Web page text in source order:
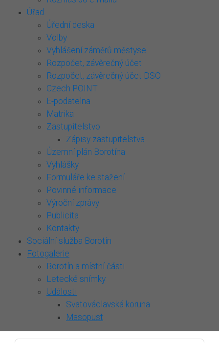
Úřad
Úřední deska
Volby
Vyhlášení záměrů městyse
Rozpočet, závěrečný účet
Rozpočet, závěrečný účet DSO
Czech POINT
E-podatelna
Matrika
Zastupitelstvo
Zápisy zastupitelstva
Územní plán Borotína
Vyhlášky
Formuláře ke stažení
Povinné informace
Výroční zprávy
Publicita
Kontakty
Sociální služba Borotín
Fotogalerie
Borotín a místní části
Letecké snímky
Události
Svatováclavská koruna
Masopust